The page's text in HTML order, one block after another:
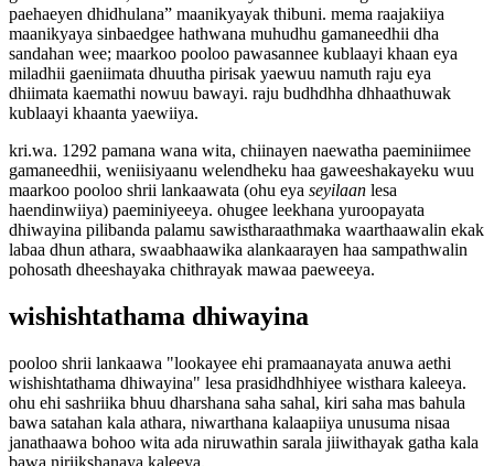
paehaeyen dhidhulana” maanikyayak thibuni. mema raajakiiya
maanikyaya sinbaedgee hathwana muhudhu gamaneedhii dha
sandahan wee; maarkoo pooloo pawasannee kublaayi khaan eya
miladhii gaeniimata dhuutha pirisak yaewuu namuth raju eya
dhiimata kaemathi nowuu bawayi. raju budhdhha dhhaathuwak
kublaayi khaanta yaewiiya.
kri.wa. 1292 pamana wana wita, chiinayen naewatha paeminiimee
gamaneedhii, weniisiyaanu welendheku haa gaweeshakayeku wuu
maarkoo pooloo shrii lankaawata (ohu eya seyilaan lesa
haendinwiiya) paeminiyeeya. ohugee leekhana yuroopayata
dhiwayina pilibanda palamu sawistharaathmaka waarthaawalin ekak
labaa dhun athara, swaabhaawika alankaarayen haa sampathwalin
pohosath dheeshayaka chithrayak mawaa paeweeya.
wishishtathama dhiwayina
pooloo shrii lankaawa "lookayee ehi pramaanayata anuwa aethi
wishishtathama dhiwayina" lesa prasidhdhhiyee wisthara kaleeya.
ohu ehi sashriika bhuu dharshana saha sahal, kiri saha mas bahula
bawa satahan kala athara, niwarthana kalaapiiya unusuma nisaa
janathaawa bohoo wita ada niruwathin sarala jiiwithayak gatha kala
bawa niriikshanaya kaleeya.